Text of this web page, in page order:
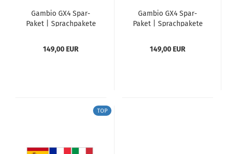
Gambio GX4 Spar-
Paket | Sprachpakete
149,00 EUR
Gambio GX4 Spar-
Paket | Sprachpakete
149,00 EUR
TOP